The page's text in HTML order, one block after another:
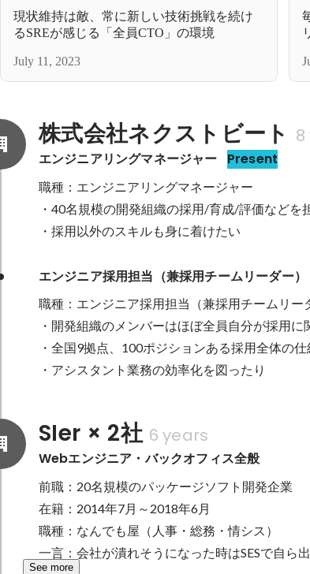
現状維持は敵、常に新しい技術挑戦を続け
るSREが感じる「全員CTO」の環境
July 11, 2023
株式会社ネクストビート
エンジニアリングマネージャー Present
職種：エンジニアリングマネージャー
・40名規模の開発組織の採用/育成/評価などを
・採用以外のスキルも身に着けたい
エンジニア採用担当（兼採用チームリーダー）
職種：エンジニア採用担当（兼採用チームリー
・開発組織のメンバーはほぼ全員自分が採用に
・全国9拠点、100ポジションある採用全体の
・アシスタント業務の効率化を図ったり
SIer × 2社 6 years
Webエンジニア・バックオフィス全般
前職：20名規模のパッケージソフト開発企業
在籍：2014年7月～2018年6月
職種：なんでも屋（人事・総務・情シス）
一言：会社が潰れそうになった時はSESで自ら
See more